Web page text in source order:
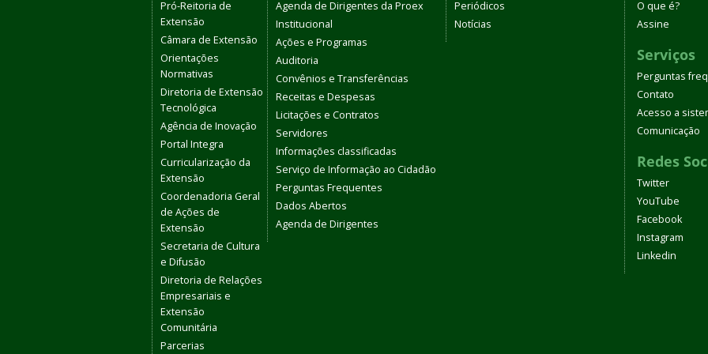
Pró-Reitoria de
Extensão
Câmara de Extensão
Orientações
Normativas
Diretoria de Extensão
Tecnológica
Agência de Inovação
Portal Integra
Curricularização da
Extensão
Coordenadoria Geral
de Ações de
Extensão
Secretaria de Cultura
e Difusão
Diretoria de Relações
Empresariais e
Extensão
Comunitária
Parcerias
Agenda de Dirigentes da Proex
Institucional
Ações e Programas
Auditoria
Convênios e Transferências
Receitas e Despesas
Licitações e Contratos
Servidores
Informações classificadas
Serviço de Informação ao Cidadão
Perguntas Frequentes
Dados Abertos
Agenda de Dirigentes
Periódicos
Notícias
O que é?
Assine
Serviços
Perguntas
Contato
Acesso a
Comunicação
Redes
Twitter
YouTube
Facebook
Instagram
Linkedin